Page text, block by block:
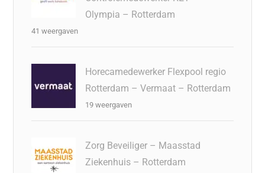
Olympia – Rotterdam
41 weergaven
Horecamedewerker Flexpool regio
Rotterdam – Vermaat – Rotterdam
19 weergaven
Zorg Beveiliger – Maasstad
Ziekenhuis – Rotterdam